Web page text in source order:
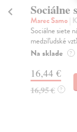
Sociálne
Marec Samo|
Sociálne siete
medziľudské
Na sklade ?
16,44 €
16,95 € ?